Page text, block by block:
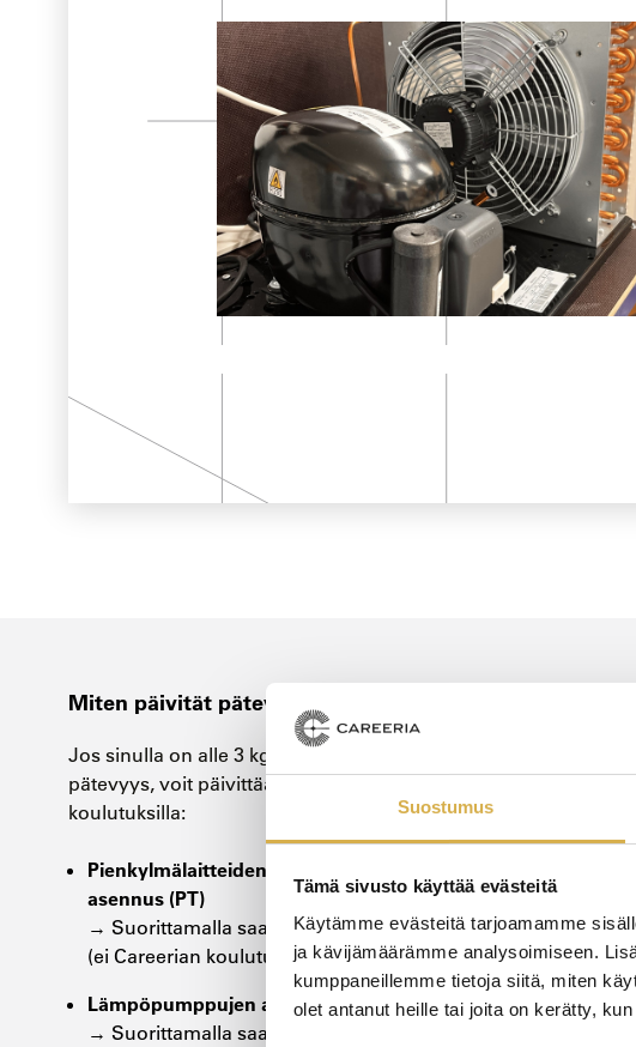
Suostumus
Tämä sivusto käyttää evästeitä
Käytämme evästeitä tarjoamamme
ja kävijämäärämme analysoimiseen.
kumppaneillemme tietoja siitä, miten
olet antanut heille tai joita on kerätty,
Miten päivität pätevyytesi?
Jos sinulla on alle 3 kg kylmäainetta koskeva vanha
pätevyys, voit päivittää osaamisesi seuraavilla
koulutuksilla:
Pienkylmälaitteiden ja ilmalämpöpumppujen
asennus (PT)
→ Suorittamalla saat A2-asentajapätevyyden
(ei Careerian koulutustarjonnassa)
Lämpöpumppujen asennus ja huolto (AT)
→ Suorittamalla saat
jos